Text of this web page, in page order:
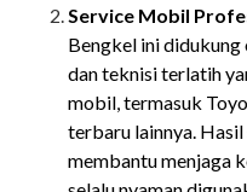
Service Mobil
Bengkel ini
dan teknisi terlatih
mobil, termasuk
terbaru lainnya.
membantu menjaga